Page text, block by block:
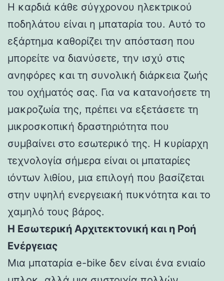
Η καρδιά κάθε σύγχρονου ηλεκτρικού
ποδηλάτου είναι η μπαταρία του. Αυτό το
εξάρτημα καθορίζει την απόσταση που
μπορείτε να διανύσετε, την ισχύ στις
ανηφόρες και τη συνολική διάρκεια ζωής
του οχήματός σας. Για να κατανοήσετε τη
μακροζωία της, πρέπει να εξετάσετε τη
μικροσκοπική δραστηριότητα που
συμβαίνει στο εσωτερικό της. Η κυρίαρχη
τεχνολογία σήμερα είναι οι μπαταρίες
ιόντων λιθίου, μια επιλογή που βασίζεται
στην υψηλή ενεργειακή πυκνότητα και το
χαμηλό τους βάρος.
Η Εσωτερική Αρχιτεκτονική και η Ροή
Ενέργειας
Μια μπαταρία e-bike δεν είναι ένα ενιαίο